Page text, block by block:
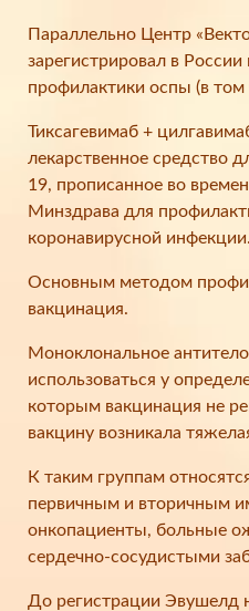
Параллельно Центр
зарегистрировал в
профилактики оспы (в том
Тиксагевимаб +
лекарственное средство
19, прописанное во
Минздрава для
коронавирусной инфекции.
Основным методом
вакцинация.
Моноклональное
использоваться у
которым вакцинация не
вакцину возникала
К таким группам
первичным и вторичным
онкопациенты, больные
сердечно-сосудистыми
До регистрации Эвушелд